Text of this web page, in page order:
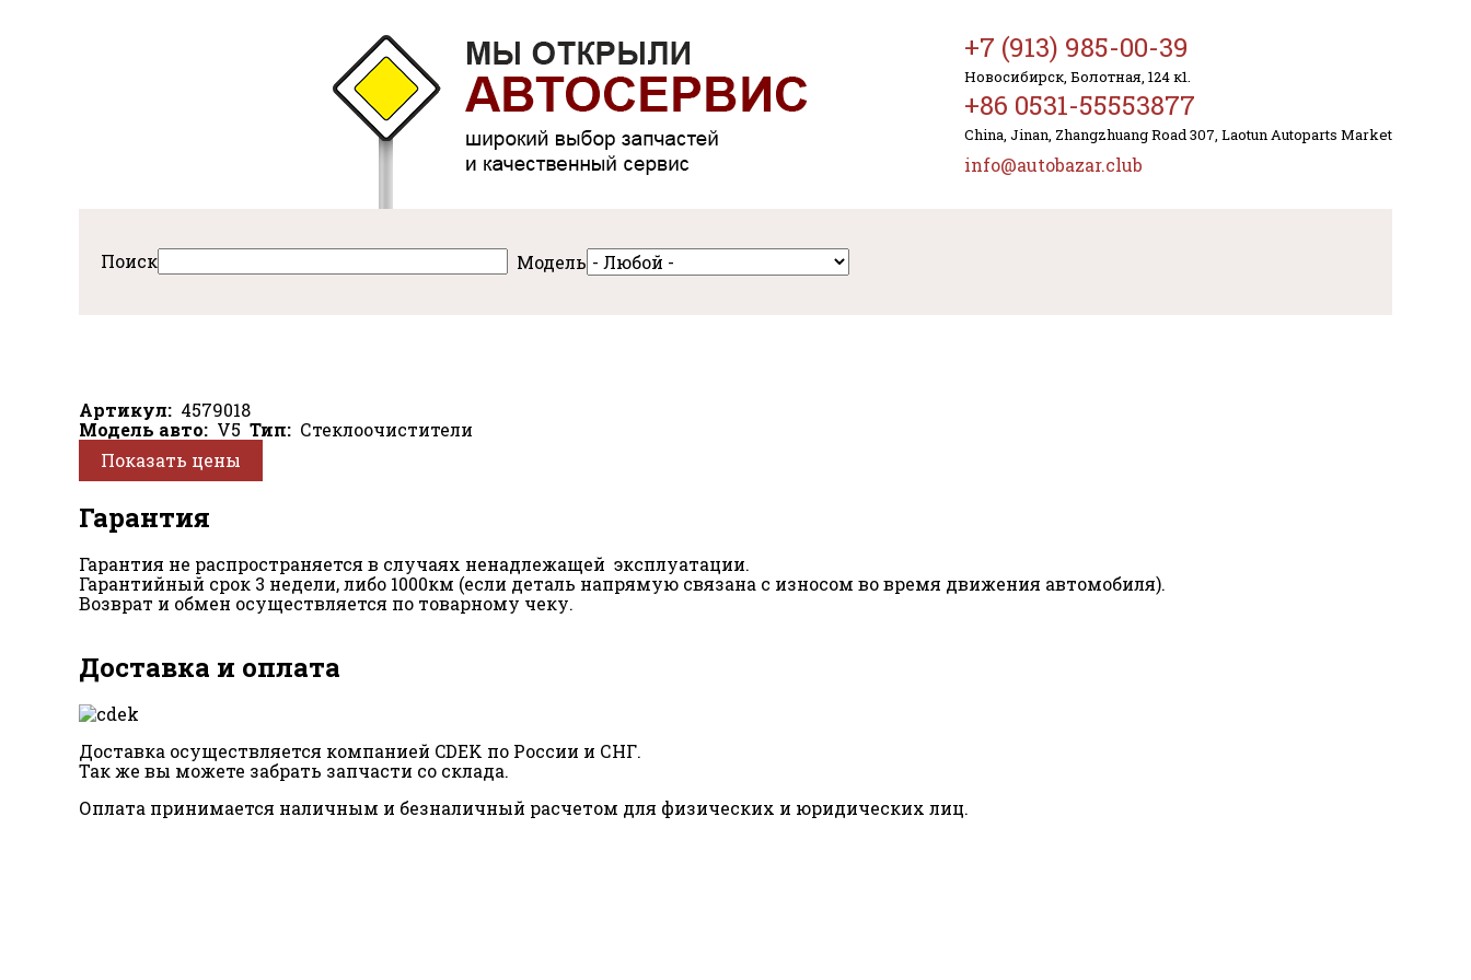
+7 (913) 985-00-39
Новосибирск, Болотная, 124 к1.
+86 0531-55553877
China, Jinan, Zhangzhuang Road 307, Laotun Autoparts Market
info@autobazar.club
Поиск Модель
Артикул
4579018
Модель авто
V5 Тип
Стеклоочистители
Показать цены
Гарантия
Гарантия не распространяется в случаях ненадлежащей эксплуатации.
Гарантийный срок 3 недели, либо 1000км (если деталь напрямую связана с износом во время движения автомобиля).
Возврат и обмен осуществляется по товарному чеку.
Доставка и оплата
Доставка осуществляется компанией CDEK по России и СНГ.
Так же вы можете забрать запчасти со склада.
Оплата принимается наличным и безналичный расчетом для физических и юридических лиц.